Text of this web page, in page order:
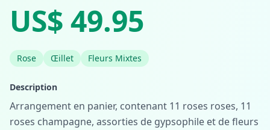
US$ 49.95
Rose Œillet Fleurs Mixtes
Description
Arrangement en panier, contenant 11 roses roses, 11
roses champagne, assorties de gypsophile et de fleurs